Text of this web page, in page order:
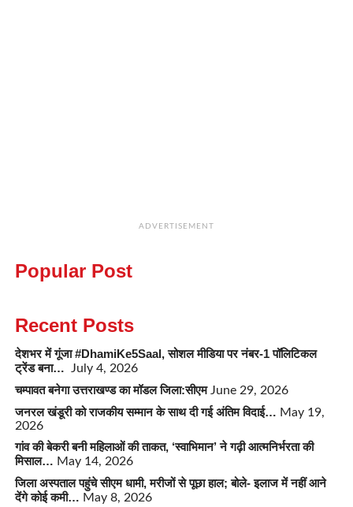
ADVERTISEMENT
Popular Post
Recent Posts
देशभर में गूंजा #DhamiKe5Saal, सोशल मीडिया पर नंबर-1 पॉलिटिकल
ट्रेंड बना…
July 4, 2026
चम्पावत बनेगा उत्तराखण्ड का मॉडल जिला:सीएम June 29, 2026
जनरल खंडूरी को राजकीय सम्मान के साथ दी गई अंतिम विदाई… May 19,
2026
गांव की बेकरी बनी महिलाओं की ताकत, ‘स्वाभिमान’ ने गढ़ी आत्मनिर्भरता की
मिसाल… May 14, 2026
जिला अस्पताल पहुंचे सीएम धामी, मरीजों से पूछा हाल; बोले- इलाज में नहीं आने
देंगे कोई कमी… May 8, 2026